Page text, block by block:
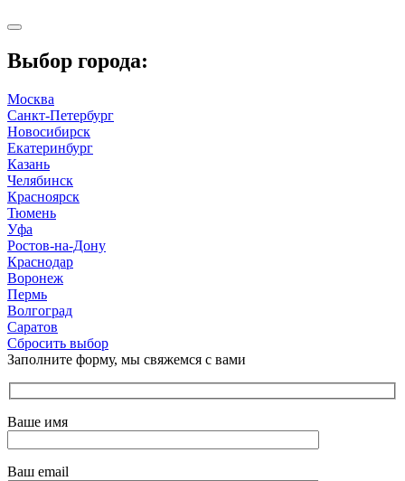
Выбор города:
Москва
Санкт-Петербург
Новосибирск
Екатеринбург
Казань
Челябинск
Красноярск
Тюмень
Уфа
Ростов-на-Дону
Краснодар
Воронеж
Пермь
Волгоград
Саратов
Сбросить выбор
Заполните форму, мы свяжемся с вами
Ваше имя
Ваш email